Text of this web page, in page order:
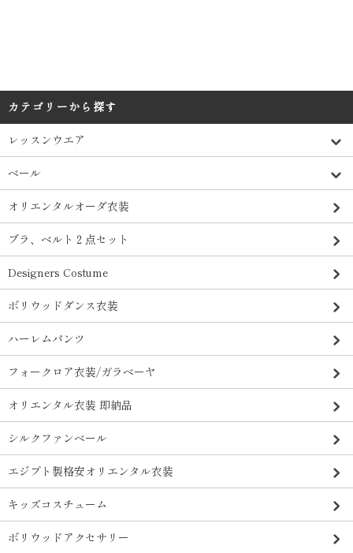
カテゴリーから探す
レッスンウエア
ベール
オリエンタルオーダ衣装
ブラ、ベルト２点セット
Designers Costume
ボリウッドダンス衣装
ハーレムパンツ
フォークロア衣装/ガラベーヤ
オリエンタル衣装 即納品
シルクファンベール
エジプト製格安オリエンタル衣装
キッズコスチューム
ボリウッドアクセサリー